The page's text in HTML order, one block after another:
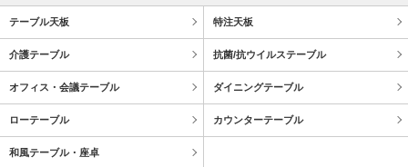
テーブル天板 特注天板
介護テーブル 抗菌/抗ウイルステーブル
オフィス・会議テーブル ダイニングテーブル
ローテーブル カウンターテーブル
和風テーブル・座卓